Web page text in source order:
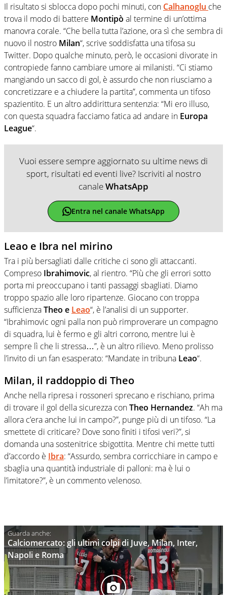
Il risultato si sblocca dopo pochi minuti, con Calhanoglu che
trova il modo di battere Montipò al termine di un’ottima
manovra corale. “Che bella tutta l’azione, ora sì che sembra di
nuovo il nostro Milan“, scrive soddisfatta una tifosa su
Twitter. Dopo qualche minuto, però, le occasioni divorate in
contropiede fanno cambiare umore ai milanisti. “Ci stiamo
mangiando un sacco di gol, è assurdo che non riusciamo a
concretizzare e a chiudere la partita”, commenta un tifoso
spazientito. E un altro addirittura sentenzia: “Mi ero illuso,
con questa squadra facciamo fatica ad andare in Europa
League“.
Vuoi essere sempre aggiornato su ultime news di
sport, risultati ed eventi live? Iscriviti al nostro
canaleWhatsApp
Entra nel canale WhatsApp
Leao e Ibra nel mirino
Tra i più bersagliati dalle critiche ci sono gli attaccanti.
Compreso Ibrahimovic, al rientro. “Più che gli errori sotto
porta mi preoccupano i tanti passaggi sbagliati. Diamo
troppo spazio alle loro ripartenze. Giocano con troppa
sufficienzaTheo e Leao“, è l’analisi di un supporter.
“Ibrahimovic ogni palla non può rimproverare un compagno
di squadra, lui è fermo e gli altri corrono, mentre lui è
sempre lì che li stressa…”, è un altro rilievo. Meno prolisso
l’invito di un fan esasperato: “Mandate in tribuna Leao“.
Milan, il raddoppio di Theo
Anche nella ripresa i rossoneri sprecano e rischiano, prima
di trovare il gol della sicurezza conTheo Hernandez. “Ah ma
allora c’era anche lui in campo?”, punge più di un tifoso. “La
smettete di criticare? Dove sono finiti i tifosi veri?”, si
domanda una sostenitrice sbigottita. Mentre chi mette tutti
d’accordo è Ibra: “Assurdo, sembra corricchiare in campo e
sbaglia una quantità industriale di palloni: ma è lui o
l’imitatore?”, è un commento velenoso.
Calciomercato: gli ultimi colpi di Juve, Milan, Inter,
Napoli e Roma